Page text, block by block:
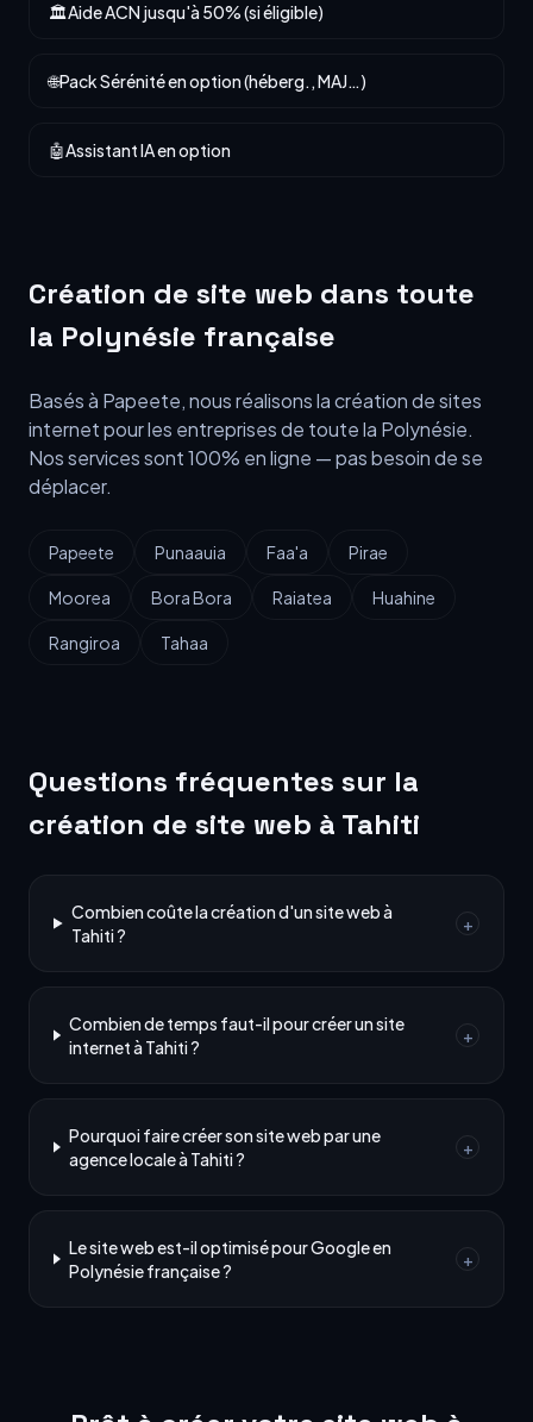
🏛️Aide ACN jusqu'à 50% (si éligible)
🌐Pack Sérénité en option (héberg., MAJ…)
🤖Assistant IA en option
Création de site web dans toute
la Polynésie française
Basés à Papeete, nous réalisons la création de sites
internet pour les entreprises de toute la Polynésie.
Nos services sont 100% en ligne — pas besoin de se
déplacer.
Papeete Punaauia Faa'a Pirae
Moorea Bora Bora Raiatea Huahine
Rangiroa Tahaa
Questions fréquentes sur la
création de site web à Tahiti
Combien coûte la création d'un site web à
Tahiti ?
+
Combien de temps faut-il pour créer un site
internet à Tahiti ?
+
Pourquoi faire créer son site web par une
agence locale à Tahiti ?
+
Le site web est-il optimisé pour Google en
Polynésie française ?
+